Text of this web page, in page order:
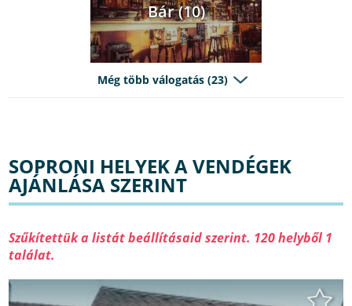
Bár (10)
Még több válogatás (23)
SOPRONI HELYEK A VENDÉGEK
AJÁNLÁSA SZERINT
Szűkítettük a listát beállításaid szerint. 120 helyből 1
találat.